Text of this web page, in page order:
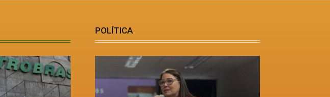
POLÍTICA